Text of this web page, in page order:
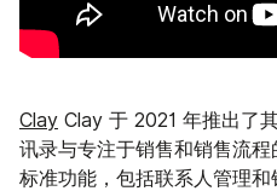
Clay Clay 于 2021 年推出了
讯录与专注于销售和销售流
标准功能，包括联系人管理